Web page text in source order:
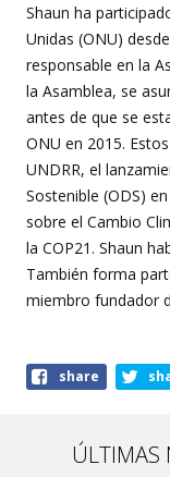
Shaun ha
Unidas (ONU)
responsable en la
la Asamblea, se
antes de que se
ONU en 2015.
UNDRR, el
Sostenible (ODS)
sobre el Cambio
la COP21. Shaun
También forma
miembro fundador
Shareshare
ÚLTIMAS